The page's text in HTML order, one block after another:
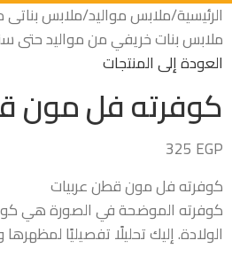
الرئيسية/ملابس مواليد/ملابس بناتى من
ملابس بنات خريفي من مواليد حتى
العودة إلى المنتجات
كوفرته فل مون
325 EGP
كوفرته فل مون قطن عربيات
كوفرته الموضحة في الصورة هي
الولادة. إليك تحليلًا تفصيليًا